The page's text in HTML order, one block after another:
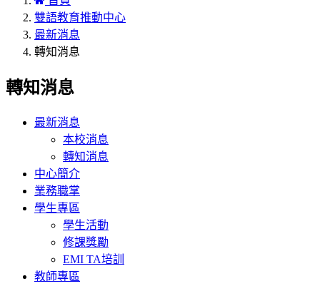
雙語教育推動中心
最新消息
轉知消息
轉知消息
最新消息
本校消息
轉知消息
中心簡介
業務職掌
學生專區
學生活動
修課獎勵
EMI TA培訓
教師專區